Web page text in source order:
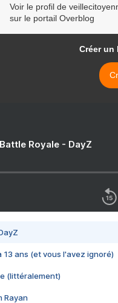
Voir le profil de
sur le portail Overblog
Créer un
Royale - DayZ
13 ans (et vous l'avez ignoré)
(littéralement)
Rayan